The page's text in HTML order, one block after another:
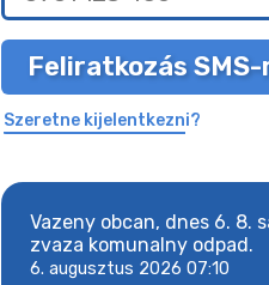
Feliratkozás
Szeretne kijelentkezni?
Vazeny obcan, dnes 6. 8.
zvaza komunalny odpad.
6. augusztus 2026 07:10